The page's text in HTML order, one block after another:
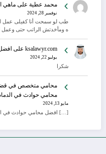
محمد عطية على ماهي
نوفمبر 28, 2024
طب لو سمحت أنا كفيلى عمل
ه ومأخدتش الراتب حتى
ksalawyr.com على
يوليو 22, 2024
شكرا
محامي متخصص في
محامي حوادث في
مايو 13, 2024
[…] افضل محامي حوادث في